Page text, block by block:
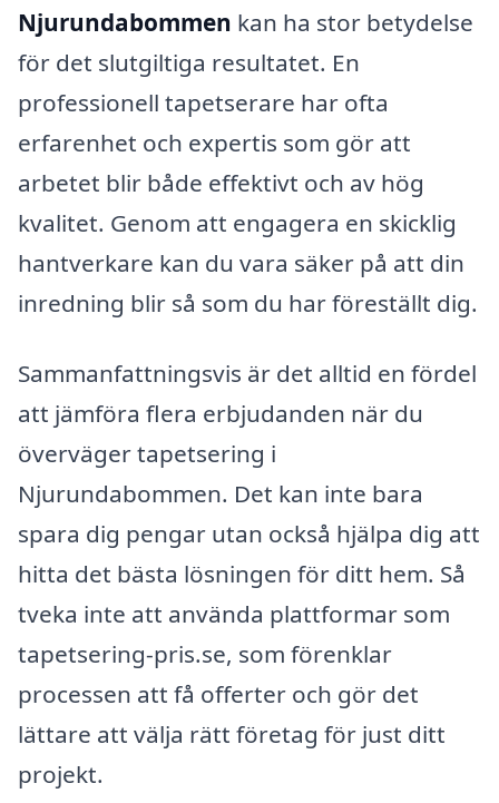
Njurundabommen kan ha stor betydelse
för det slutgiltiga resultatet. En
professionell tapetserare har ofta
erfarenhet och expertis som gör att
arbetet blir både effektivt och av hög
kvalitet. Genom att engagera en skicklig
hantverkare kan du vara säker på att din
inredning blir så som du har föreställt dig.
Sammanfattningsvis är det alltid en fördel
att jämföra flera erbjudanden när du
överväger tapetsering i
Njurundabommen. Det kan inte bara
spara dig pengar utan också hjälpa dig att
hitta det bästa lösningen för ditt hem. Så
tveka inte att använda plattformar som
tapetsering-pris.se, som förenklar
processen att få offerter och gör det
lättare att välja rätt företag för just ditt
projekt.